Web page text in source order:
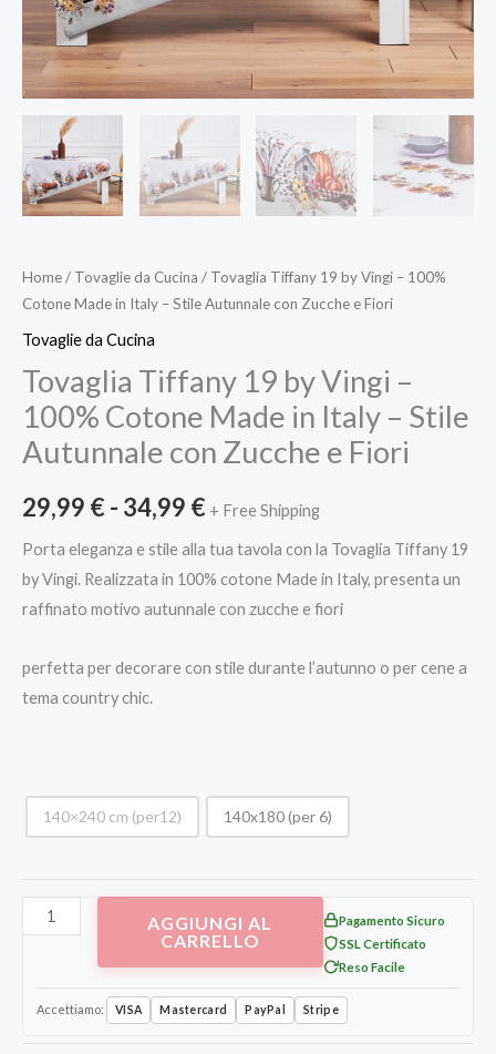
Home/ Tovaglie da Cucina / Tovaglia Tiffany 19 by Vingi – 100%
Cotone Made in Italy – Stile Autunnale con Zucche e Fiori
Tovaglie da Cucina
Tovaglia Tiffany 19 by Vingi –
100% Cotone Made in Italy – Stile
Autunnale con Zucche e Fiori
29,99 €- 34,99 € + Free Shipping
Porta eleganza e stile alla tua tavola con la Tovaglia Tiffany 19
by Vingi. Realizzata in 100% cotone Made in Italy, presenta un
raffinato motivo autunnale con zucche e fiori
perfetta per decorare con stile durante l’autunno o per cene a
tema country chic.
140×240 cm (per12) 140x180 (per 6)
Stile
Autunnale
con
Fiori
quantità
AGGIUNGI AL
CARRELLO
Pagamento Sicuro
SSL Certificato
Reso Facile
Accettiamo: VISA Mastercard PayPal Stripe